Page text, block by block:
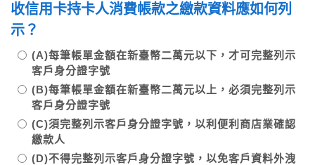
收信用卡持卡人消費帳款之繳款資料應如何列
示？
(A)每筆帳單金額在新臺幣二萬元以下，才可完整列示
客戶身分證字號
(B)每筆帳單金額在新臺幣二萬元以上，必須完整列示
客戶身分證字號
(C)須完整列示客戶身分證字號，以利便利商店業確認
繳款人
(D)不得完整列示客戶身分證字號，以免客戶資料外洩